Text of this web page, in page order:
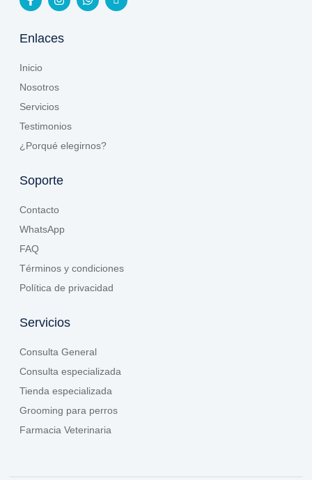
Enlaces
Inicio
Nosotros
Servicios
Testimonios
¿Porqué elegirnos?
Soporte
Contacto
WhatsApp
FAQ
Términos y condiciones
Política de privacidad
Servicios
Consulta General
Consulta especializada
Tienda especializada
Grooming para perros
Farmacia Veterinaria